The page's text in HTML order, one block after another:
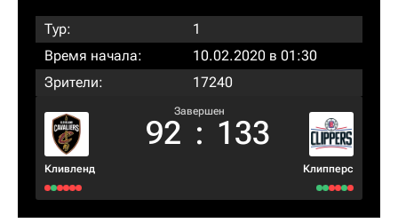
Тур:
1
Время начала:
10.02.2020 в 01:30
Зрители:
17240
Кливленд
Завершен
92 : 133
Клипперс